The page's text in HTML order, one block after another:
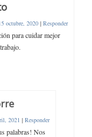
octubre, 2020 | Responder
para cuidar mejor
2021 | Responder
palabras! Nos